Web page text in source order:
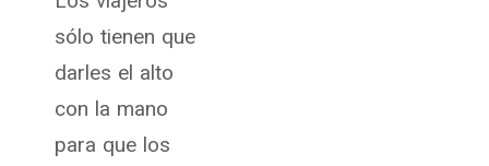
sólo tienen que
darles el alto
con la mano
para que los